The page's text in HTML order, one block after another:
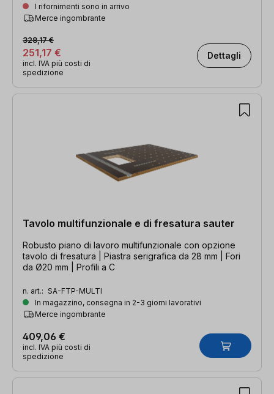
I rifornimenti sono in arrivo
Merce ingombrante
251,17 €
328,17 €
incl. IVA più costi di
spedizione
Dettagli
Tavolo multifunzionale e di fresatura sauter
Robusto piano di lavoro multifunzionale con opzione
tavolo di fresatura | Piastra serigrafica da 28 mm | Fori
da Ø20 mm | Profili a C
n. art.: SA-FTP-MULTI
In magazzino, consegna in 2-3 giorni lavorativi
Merce ingombrante
409,06 €
incl. IVA più costi di
spedizione